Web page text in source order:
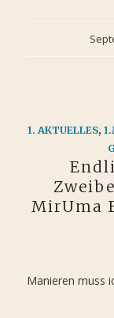
1. AKTUELLES,
MirUma
Manieren muss